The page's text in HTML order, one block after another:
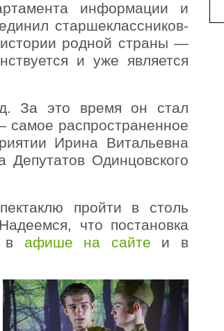
информации и
старшеклассников-
родной страны —
и уже является
За это время он стал
самое распространенное
Ирина Витальевна
Депутатов Одинцовского
пройти в столь
что постановка
в афише на сайте и в